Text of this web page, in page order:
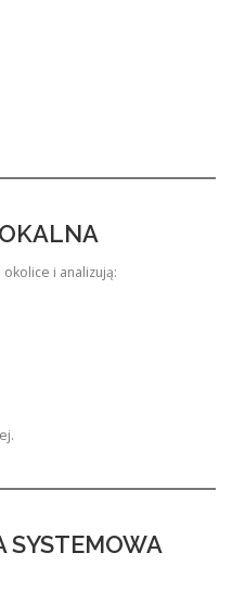
i analizują:
SYSTEMOWA